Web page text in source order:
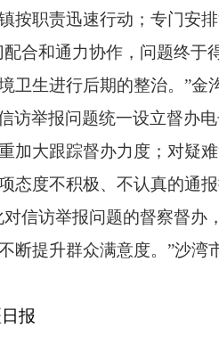
按职责迅速行动；专门安
配合和通力协作，问题终
卫生进行后期的整治。”金
访举报问题统一设立督办
加大跟踪督办力度；对疑
态度不积极、不认真的通
对信访举报问题的督察督
断提升群众满意度。”沙湾
报